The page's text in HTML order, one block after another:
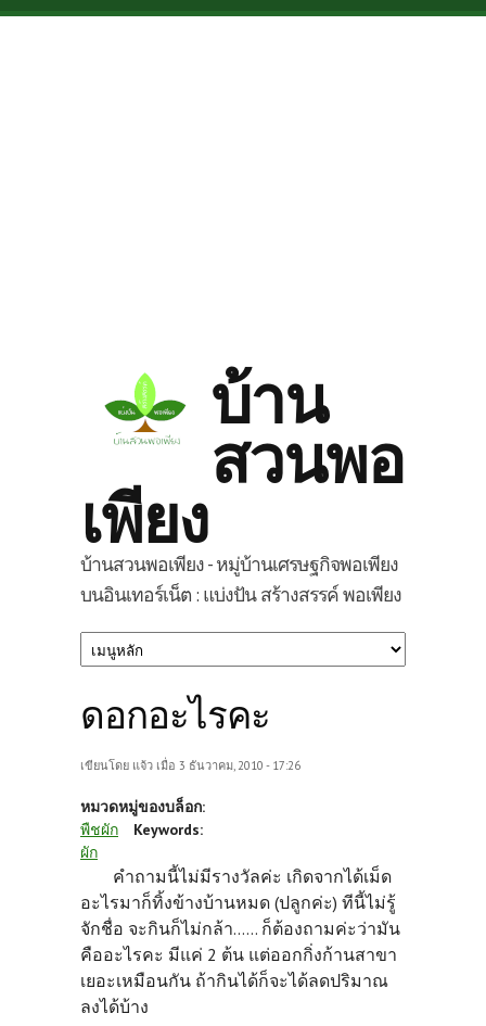
Skip to main content
บ้าน
สวนพอ
เพียง
บ้านสวนพอเพียง - หมู่บ้านเศรษฐกิจพอเพียง
บนอินเทอร์เน็ต : แบ่งปัน สร้างสรรค์ พอเพียง
ดอกอะไรคะ
เขียนโดย แจ้ว เมื่อ 3 ธันวาคม, 2010 - 17:26
หมวดหมู่ของบล็อก:
พืชผัก
Keywords:
ผัก
คำถามนี้ไม่มีรางวัลค่ะ เกิดจากได้เม็ด
อะไรมาก็ทิ้งข้างบ้านหมด (ปลูกค่ะ) ทีนี้ไม่รู้
จักชื่อ จะกินก็ไม่กล้า...... ก็ต้องถามค่ะว่ามัน
คืออะไรคะ มีแค่ 2 ต้น แต่ออกกิ่งก้านสาขา
เยอะเหมือนกัน ถ้ากินได้ก็จะได้ลดปริมาณ
ลงได้บ้าง